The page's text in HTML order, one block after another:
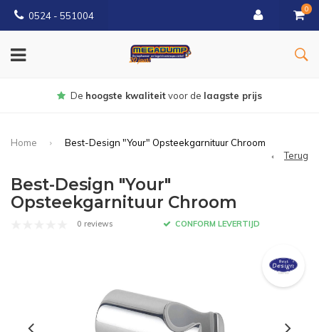
0524 - 551004
0
Gratisbezorgd vanaf €150
Home
Best-Design "Your" Opsteekgarnituur Chroom
Terug
Best-Design "Your"
Opsteekgarnituur Chroom
0 reviews CONFORM LEVERTIJD